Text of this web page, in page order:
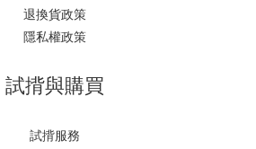
退換貨政策
隱私權政策
試揹與購買
試揹服務